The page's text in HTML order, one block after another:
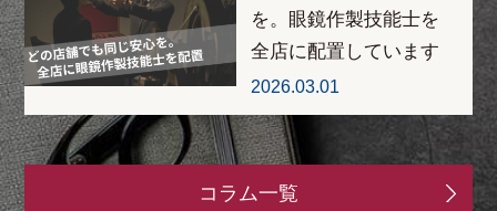
を。眼鏡作製技能士を
全店に配置しています
2026.03.01
コラム一覧